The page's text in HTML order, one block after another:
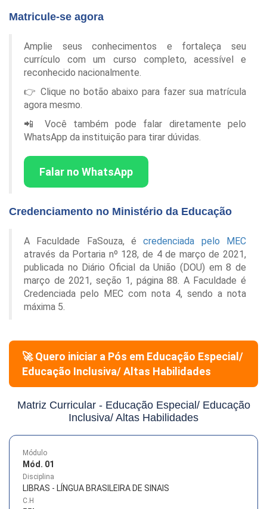
Matricule-se agora
Amplie seus conhecimentos e fortaleça seu
currículo com um curso completo, acessível e
reconhecido nacionalmente.
👉 Clique no botão abaixo para fazer sua matrícula
agora mesmo.
📲 Você também pode falar diretamente pelo
WhatsApp da instituição para tirar dúvidas.
Falar no WhatsApp
Credenciamento no Ministério da Educação
A Faculdade FaSouza, écredenciada pelo MEC
através da Portaria nº 128, de 4 de março de 2021,
publicada no Diário Oficial da União (DOU) em 8 de
março de 2021, seção 1, página 88. A Faculdade é
Credenciada pelo MEC com nota 4, sendo a nota
máxima 5.
🚀 Quero iniciar a Pós em Educação Especial/
Educação Inclusiva/ Altas Habilidades
Matriz Curricular - Educação Especial/ Educação
Inclusiva/ Altas Habilidades
Módulo
Mód. 01
Disciplina
LIBRAS - LÍNGUA BRASILEIRA DE SINAIS
C.H